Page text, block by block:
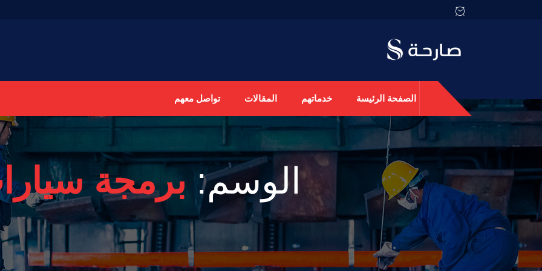
الصفحة الرئيسة خدماتهم المقالات تواصل معهم
الوسم: برمجة